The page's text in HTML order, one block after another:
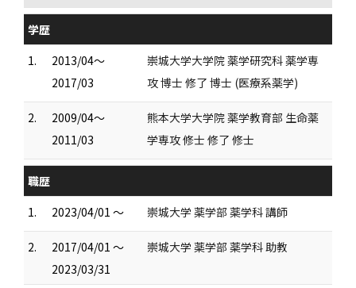
学歴
1.
2013/04～
2017/03
崇城大学大学院 薬学研究科 薬学専
攻 博士 修了 博士 (医療系薬学)
2.
2009/04～
2011/03
熊本大学大学院 薬学教育部 生命薬
学専攻 修士 修了 修士
職歴
1.
2023/04/01 ～ 崇城大学 薬学部 薬学科 講師
2.
2017/04/01 ～
2023/03/31
崇城大学 薬学部 薬学科 助教